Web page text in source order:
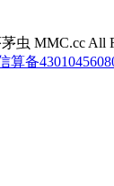
虫 MMC.cc All
算备